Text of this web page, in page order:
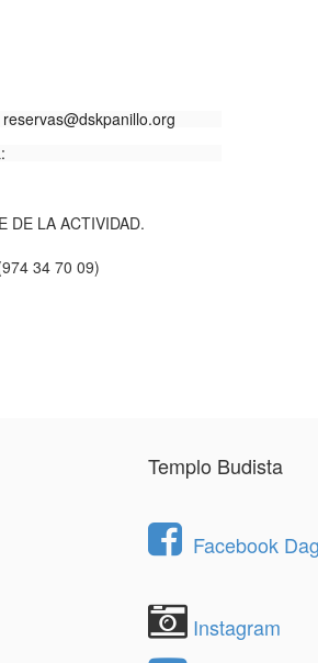
reservas@dskpanillo.org
DE LA ACTIVIDAD.
34 70 09)
Templo Budista
Facebook
Instagram